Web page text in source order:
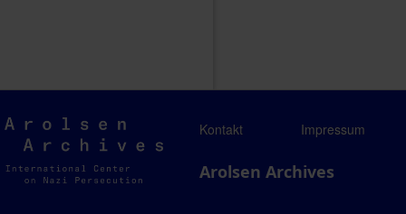
Arolsen
Archives
Kontakt Impressum
Arolsen Archives